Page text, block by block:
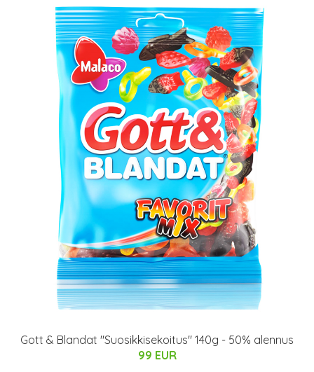
Gott & Blandat "Suosikkisekoitus" 140g - 50% alennus
99 EUR